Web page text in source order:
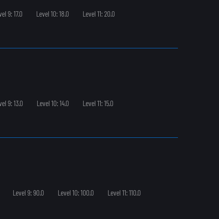
9: 17.0 Level 10: 18.0
Level 11: 20.0
9: 13.0 Level 10: 14.0
Level 11: 15.0
Level 9: 90.0 Level 10: 100.0
Level 11: 110.0